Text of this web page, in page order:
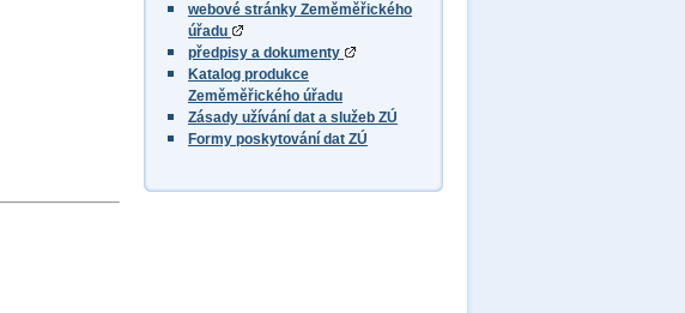
webové stránky Zeměměřického
úřadu
předpisy a dokumenty
Katalog produkce
Zeměměřického úřadu
Zásady užívání dat a služeb ZÚ
Formy poskytování dat ZÚ